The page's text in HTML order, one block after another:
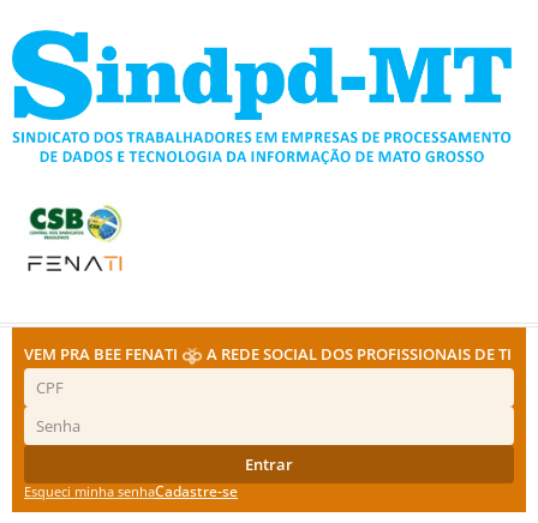
para
conteúdo
VEM PRA BEE FENATI A REDE SOCIAL DOS PROFISSIONAIS DE TI
Entrar
Esqueci minha senhaCadastre-se